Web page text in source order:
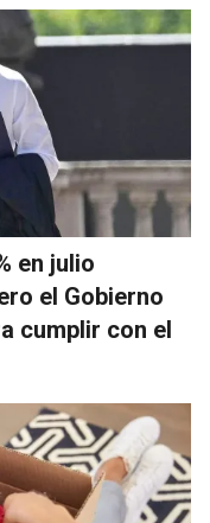
en julio
el Gobierno
cumplir con el